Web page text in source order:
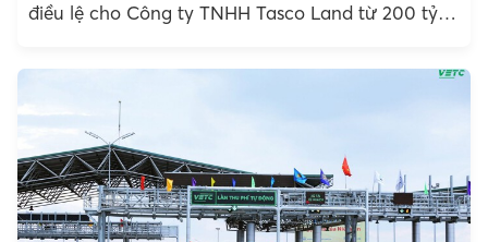
điều lệ cho Công ty TNHH Tasco Land từ 200 tỷ